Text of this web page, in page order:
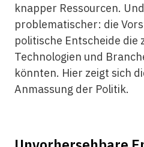
knapper Ressourcen.
problematischer: die
politische Entscheide
Technologien und
könnten. Hier zeigt sich
Anmassung der Politik.